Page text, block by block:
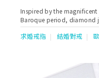
Inspired by the
Baroque period, diamond
House are of classical and
wearers with unique
求婚戒指 結婚對戒